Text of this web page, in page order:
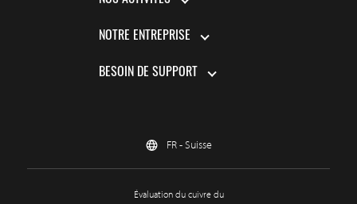
NOTRE ENTREPRISE
BESOIN DE SUPPORT
FR - Suisse
Évaluation du cuivre du